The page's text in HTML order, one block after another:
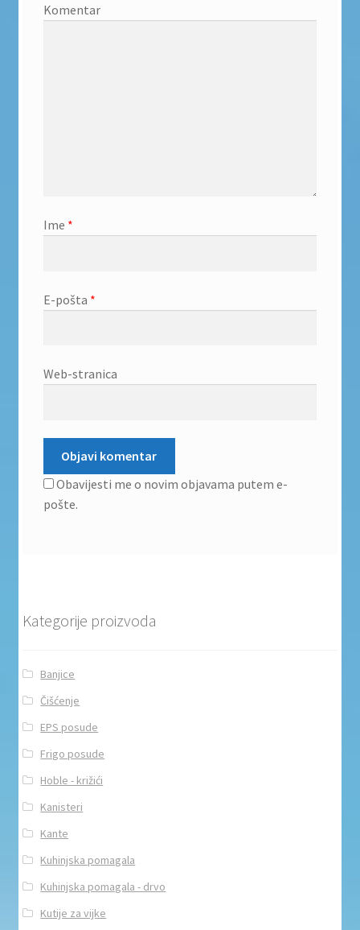
Komentar
Ime *
E-pošta *
Web-stranica
Obavijesti me o novim objavama putem e-
pošte.
Kategorije proizvoda
Banjice
Čišćenje
EPS posude
Frigo posude
Hoble - križići
Kanisteri
Kante
Kuhinjska pomagala
Kuhinjska pomagala - drvo
Kutije za vijke